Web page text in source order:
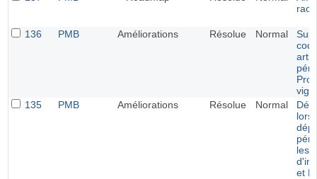
136 PMB Améliorations Résolue Normal
135
PMB Améliorations Résolue Normal
lors
les
et